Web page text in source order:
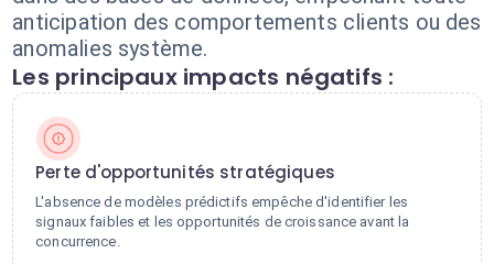
anticipation des comportements clients ou des
anomalies système.
Les principaux impacts négatifs :
Perte d'opportunités stratégiques
L'absence de modèles prédictifs empêche d'identifier les
signaux faibles et les opportunités de croissance avant la
concurrence.